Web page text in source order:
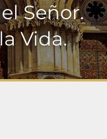
Señor.
Vida.